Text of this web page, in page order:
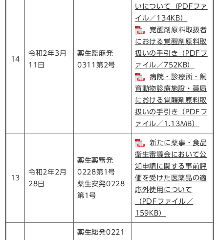
14
令和2年3月
11日
薬生監麻発
0311第2号
いについて（PDFファ
イル／134KB）
覚醒剤原料取扱者
における覚醒剤原料取
扱いの手引き（PDFフ
ァイル／752KB）
病院・診療所・飼
育動物診療施設・薬局
における覚醒剤原料取
扱いの手引き（PDFフ
ァイル／1.13MB）
13
令和2年2月
28日
薬生薬審発
0228第1号
薬生安発0228
第1号
新たに薬事・食品
衛生審議会において公
知申請に関する事前評
価を受けた医薬品の適
応外使用について
（PDFファイル／
159KB）
薬生総発0221